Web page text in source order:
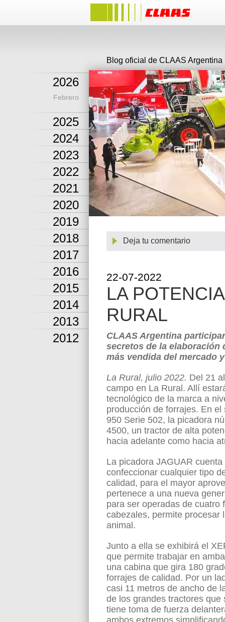
2026
Febrero
2025
2024
2023
2022
2021
2020
2019
2018
2017
2016
2015
2014
2013
2012
Blog oficial de CLAAS Argentina
Deja tu comentario
22-07-2022
LA
RURAL
CLAAS Argentina
secretos de la elaboración
más vendida del mercado
La Rural, julio 2022. Del 21
campo en La Rural. Allí
tecnológico de la marca a
producción de forrajes. En
950 Serie 502, la picadora
4500, un tractor de alta
hacia adelante como hacia
La picadora JAGUAR
confeccionar cualquier tipo
calidad, para el mayor
pertenece a una nueva
para ser operadas de cuatro
cabezales, permite procesar
animal.
Junto a ella se exhibirá el
que permite trabajar en
una cabina que gira 180
forrajes de calidad. Por un
casi 11 metros de ancho de
de los grandes tractores
tiene toma de fuerza
ambos extremos